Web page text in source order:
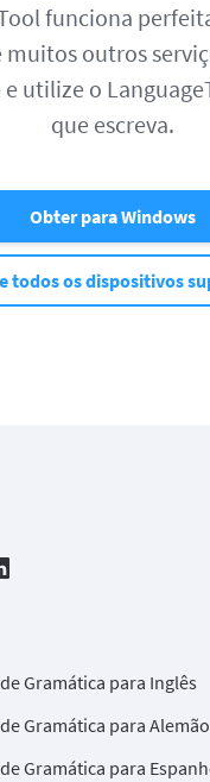
funciona
muitos outros
e utilize o
que escreva.
Obter para Windows
todos os dispositivos
Gramática para Inglês
Gramática para Alemão
Gramática para